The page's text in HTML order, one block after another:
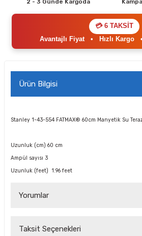
💳 6 TAKSİT
Avantajlı Fiyat• Hızlı Kargo
Ürün Bilgisi
Stanley 1-43-554 FATMAX® 60cm Manyetik Su
Uzunluk (cm) 60 cm
Ampül sayısı 3
Uzunluk (feet) 1.96 feet
Yorumlar
Taksit Seçenekleri